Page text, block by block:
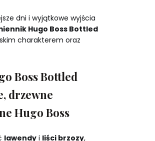
dni i wyjątkowe wyjścia
Hugo Boss Bottled
charakterem oraz
Boss Bottled
drzewne
Hugo Boss
lawendyi liści brzozy,